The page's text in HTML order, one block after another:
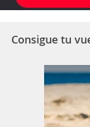
Consigue tu